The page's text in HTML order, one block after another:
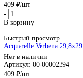
409 ₽/шт
-
В корзину
Быстрый просмотр
Acquarelle Verbena
Нет в наличии
Артикул: 00-00002394
409 ₽/шт